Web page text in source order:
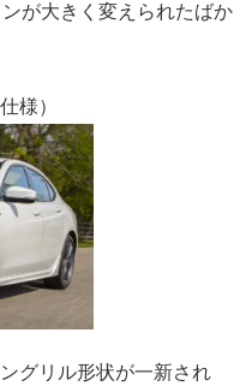
が大きく変えられたばか
様）
グリル形状が一新され